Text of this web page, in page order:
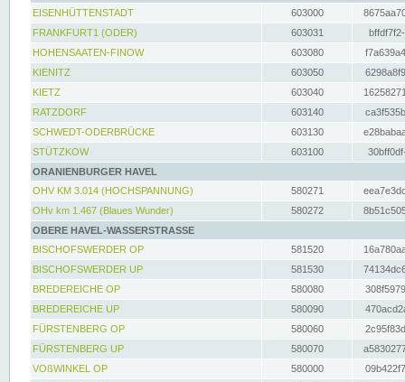
EISENHÜTTENSTADT
603000
FRANKFURT1 (ODER)
603031
HOHENSAATEN-FINOW
603080
KIENITZ
603050
KIETZ
603040
RATZDORF
603140
SCHWEDT-ODERBRÜCKE
603130
STÜTZKOW
603100
ORANIENBURGER HAVEL
OHV KM 3.014 (HOCHSPANNUNG)
580271
OHv km 1.467 (Blaues Wunder)
580272
OBERE HAVEL-WASSERSTRASSE
BISCHOFSWERDER OP
581520
BISCHOFSWERDER UP
581530
BREDEREICHE OP
580080
BREDEREICHE UP
580090
FÜRSTENBERG OP
580060
FÜRSTENBERG UP
580070
VOßWINKEL OP
580000